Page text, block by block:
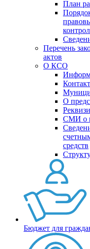
План
Перечень
актов
О КСО
О
СМИ о
средств
Бюджет для